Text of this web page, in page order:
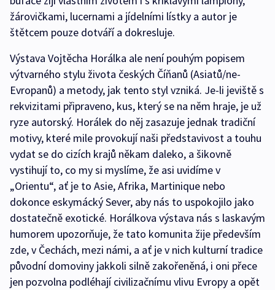
žárovičkami, lucernami a jídelními lístky a autor je
štětcem pouze dotváří a dokresluje.
Výstava Vojtěcha Horálka ale není pouhým popisem
výtvarného stylu života českých Číňanů (Asiatů/ne-
Evropanů) a metody, jak tento styl vzniká. Je-li jeviště s
rekvizitami připraveno, kus, který se na něm hraje, je už
ryze autorský. Horálek do něj zasazuje jednak tradiční
motivy, které mile provokují naši představivost a touhu
vydat se do cizích krajů někam daleko, a šikovně
vystihují to, co my si myslíme, že asi uvidíme v
„Orientu“, ať je to Asie, Afrika, Martinique nebo
dokonce eskymácký Sever, aby nás to uspokojilo jako
dostatečně exotické. Horálkova výstava nás s laskavým
humorem upozorňuje, že tato komunita žije především
zde, v Čechách, mezi námi, a ať je v nich kulturní tradice
původní domoviny jakkoli silně zakořeněná, i oni přece
jen pozvolna podléhají civilizačnímu vlivu Evropy a opět